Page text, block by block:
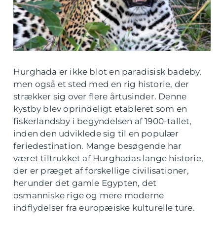
Hurghada er ikke blot en paradisisk badeby,
men også et sted med en rig historie, der
strækker sig over flere årtusinder. Denne
kystby blev oprindeligt etableret som en
fiskerlandsby i begyndelsen af 1900-tallet,
inden den udviklede sig til en populær
feriedestination. Mange besøgende har
været tiltrukket af Hurghadas lange historie,
der er præget af forskellige civilisationer,
herunder det gamle Egypten, det
osmanniske rige og mere moderne
indflydelser fra europæiske kulturelle ture.